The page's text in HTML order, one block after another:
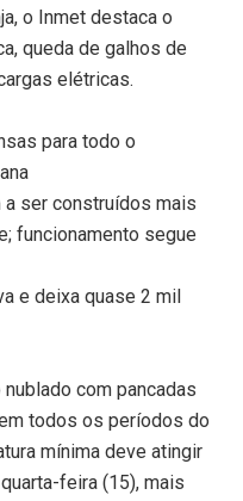
o Inmet destaca o
queda de galhos de
elétricas.
para todo o
ser construídos mais
funcionamento segue
e deixa quase 2 mil
com pancadas
todos os períodos do
mínima deve atingir
feira (15), mais